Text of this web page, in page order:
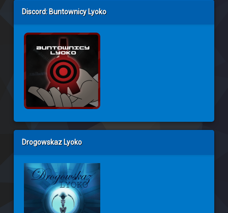
Discord: Buntownicy Lyoko
Drogowskaz Lyoko